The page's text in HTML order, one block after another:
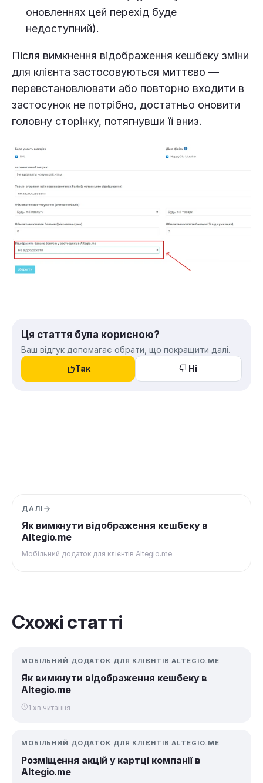
оновленнях цей перехід буде
недоступний).
Після вимкнення відображення кешбеку зміни
для клієнта застосовуються миттєво —
перевстановлювати або повторно входити в
застосунок не потрібно, достатньо оновити
головну сторінку, потягнувши її вниз.
Ця стаття була корисною?
Ваш відгук допомагає обрати, що покращити далі.
Так
Ні
ДАЛІ
Як вимкнути відображення кешбеку в
Altegio.me
Мобільний додаток для клієнтів Altegio.me
Схожі статті
МОБІЛЬНИЙ ДОДАТОК ДЛЯ КЛІЄНТІВ ALTEGIO.ME
Як вимкнути відображення кешбеку в
Altegio.me
1 хв читання
МОБІЛЬНИЙ ДОДАТОК ДЛЯ КЛІЄНТІВ ALTEGIO.ME
Розміщення акцій у картці компанії в
Altegio.me